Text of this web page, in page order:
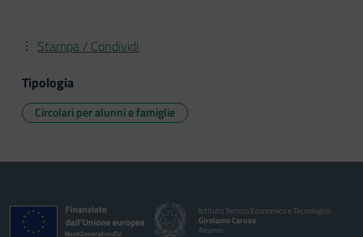
Stampa / Condividi
Tipologia
Circolari per alunni e famiglie
Istituto Tecnico Economico e Tecnologico
Girolamo Caruso
Alcamo